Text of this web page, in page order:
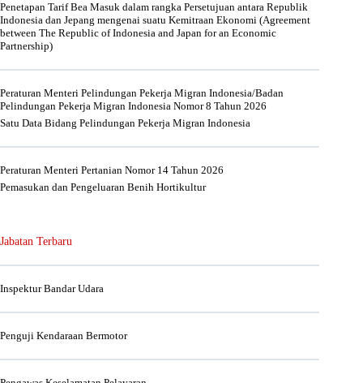
Penetapan Tarif Bea Masuk dalam rangka Persetujuan antara Republik
Indonesia dan Jepang mengenai suatu Kemitraan Ekonomi (Agreement
between The Republic of Indonesia and Japan for an Economic
Partnership)
Peraturan Menteri Pelindungan Pekerja Migran Indonesia/Badan
Pelindungan Pekerja Migran Indonesia Nomor 8 Tahun 2026
Satu Data Bidang Pelindungan Pekerja Migran Indonesia
Peraturan Menteri Pertanian Nomor 14 Tahun 2026
Pemasukan dan Pengeluaran Benih Hortikultur
Jabatan Terbaru
Inspektur Bandar Udara
Penguji Kendaraan Bermotor